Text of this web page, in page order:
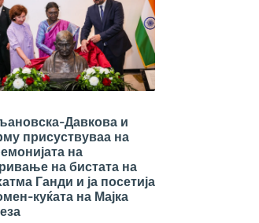
Давкова и
присуствуваа на
на
на бистата на
Ганди и ја посетија
куќата на Мајка